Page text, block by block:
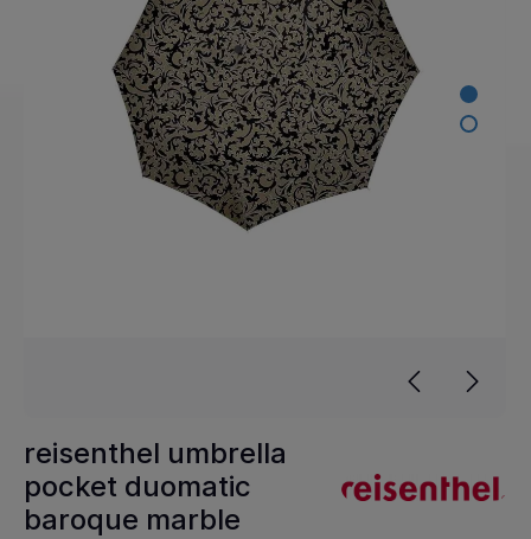
reisenthel umbrella
pocket duomatic
baroque marble